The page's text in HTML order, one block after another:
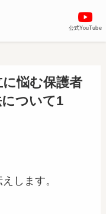
公式YouTube
悩む保護者
ついて1
します。